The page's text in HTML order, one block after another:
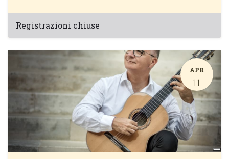
Registrazioni chiuse
APR
11